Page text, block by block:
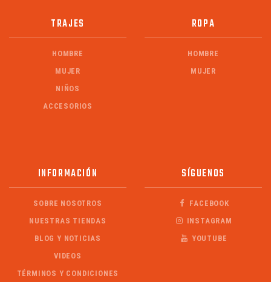
TRAJES
HOMBRE
MUJER
NIÑOS
ACCESORIOS
ROPA
HOMBRE
MUJER
INFORMACIÓN
SOBRE NOSOTROS
NUESTRAS TIENDAS
BLOG Y NOTICIAS
VIDEOS
TÉRMINOS Y CONDICIONES
SÍGUENOS
FACEBOOK
INSTAGRAM
YOUTUBE